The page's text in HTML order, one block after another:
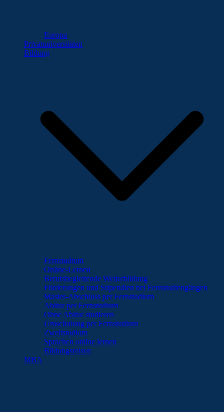
Europa
Privatuniversitäten
Bildung
Fernstudium
Online-Lernen
Berufsbegleitende Weiterbildung
Förderungen und Stipendien bei Fernstudiengängen
Master-Abschluss per Fernstudium
Abitur per Fernstudium
Ohne Abitur studieren
Umschulung per Fernstudium
Zweitstudium
Sprachen online lernen
Bildungsreisen
MBA